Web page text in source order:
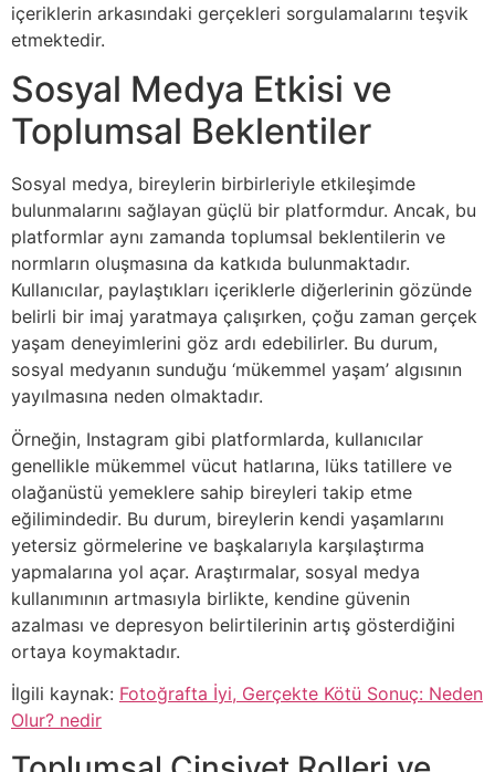
içeriklerin arkasındaki gerçekleri sorgulamalarını teşvik
etmektedir.
Sosyal Medya Etkisi ve
Toplumsal Beklentiler
Sosyal medya, bireylerin birbirleriyle etkileşimde
bulunmalarını sağlayan güçlü bir platformdur. Ancak, bu
platformlar aynı zamanda toplumsal beklentilerin ve
normların oluşmasına da katkıda bulunmaktadır.
Kullanıcılar, paylaştıkları içeriklerle diğerlerinin gözünde
belirli bir imaj yaratmaya çalışırken, çoğu zaman gerçek
yaşam deneyimlerini göz ardı edebilirler. Bu durum,
sosyal medyanın sunduğu ‘mükemmel yaşam’ algısının
yayılmasına neden olmaktadır.
Örneğin, Instagram gibi platformlarda, kullanıcılar
genellikle mükemmel vücut hatlarına, lüks tatillere ve
olağanüstü yemeklere sahip bireyleri takip etme
eğilimindedir. Bu durum, bireylerin kendi yaşamlarını
yetersiz görmelerine ve başkalarıyla karşılaştırma
yapmalarına yol açar. Araştırmalar, sosyal medya
kullanımının artmasıyla birlikte, kendine güvenin
azalması ve depresyon belirtilerinin artış gösterdiğini
ortaya koymaktadır.
İlgili kaynak: Fotoğrafta İyi, Gerçekte Kötü Sonuç: Neden
Olur? nedir